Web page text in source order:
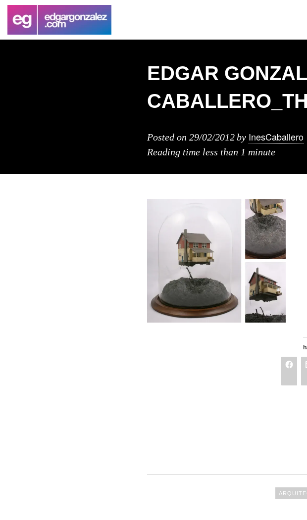
EDGAR
Posted on 29/02/2012by InesCaballero
Reading time less than 1 minute